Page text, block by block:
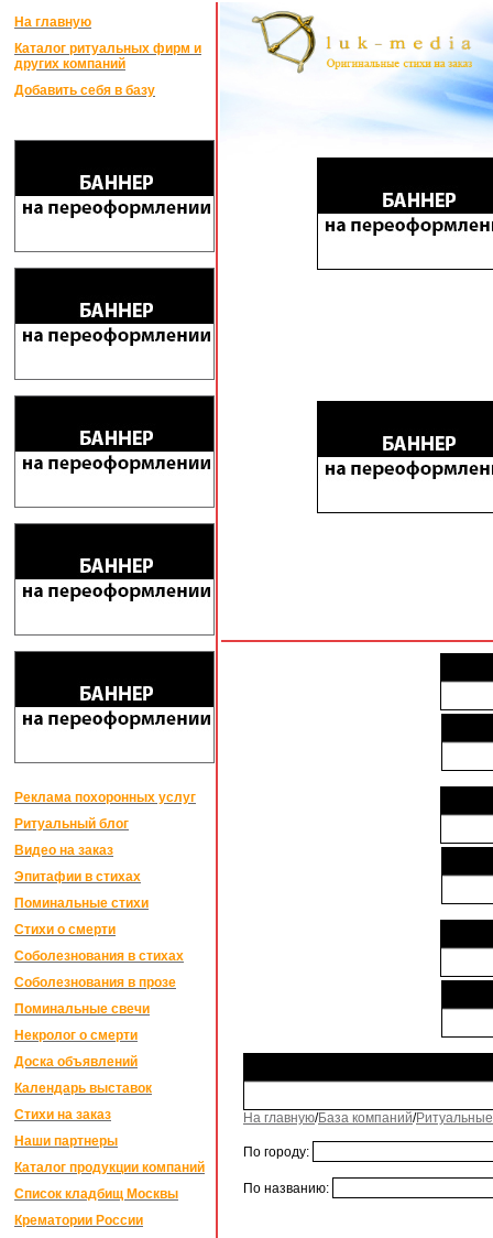
На главную
Каталог ритуальных фирм и
других компаний
Добавить себя в базу
Реклама похоронных услуг
Ритуальный блог
Видео на заказ
Эпитафии в стихах
Поминальные стихи
Стихи о смерти
Соболезнования в стихах
Соболезнования в прозе
Поминальные свечи
Некролог о смерти
Доска объявлений
Календарь выставок
Стихи на заказ
Наши партнеры
Каталог продукции компаний
Список кладбищ Москвы
Крематории России
На главную/База компаний/
По городу:
По названию: